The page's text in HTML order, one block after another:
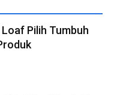
Pilih Tumbuh